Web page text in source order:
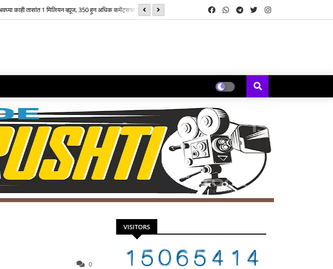
ऐश्वर्या नारकर यांनी पुन्हा हाती घेतली सायकल
सनई चौघडे' मुळे पुन्हा जुळली कॉलेजमधील हरवलेली मैत्री - मेघना एरंडे जोशी
0
VISITORS